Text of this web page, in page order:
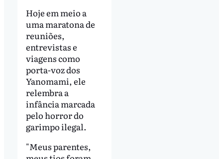
Hoje em meio a
uma maratona de
reuniões,
entrevistas e
viagens como
porta-voz dos
Yanomami, ele
relembra a
infância marcada
pelo horror do
garimpo ilegal.
"Meus parentes,